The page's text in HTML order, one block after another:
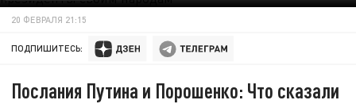
20 ФЕВРАЛЯ 21:15
ПОДПИШИТЕСЬ:
Послания Путина и Порошенко: Что сказали